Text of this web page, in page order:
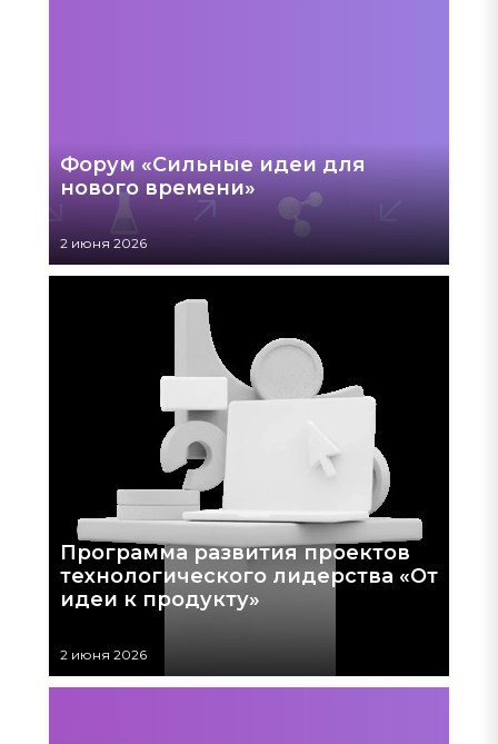
Форум «Сильные идеи для
нового времени»
2 июня 2026
Программа развития проектов
технологического лидерства «От
идеи к продукту»
2 июня 2026